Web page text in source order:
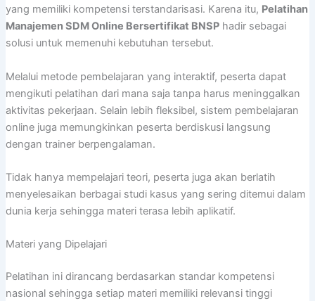
yang memiliki kompetensi terstandarisasi. Karena itu, Pelatihan
Manajemen SDM Online Bersertifikat BNSPhadir sebagai
solusi untuk memenuhi kebutuhan tersebut.
Melalui metode pembelajaran yang interaktif, peserta dapat
mengikuti pelatihan dari mana saja tanpa harus meninggalkan
aktivitas pekerjaan. Selain lebih fleksibel, sistem pembelajaran
online juga memungkinkan peserta berdiskusi langsung
dengan trainer berpengalaman.
Tidak hanya mempelajari teori, peserta juga akan berlatih
menyelesaikan berbagai studi kasus yang sering ditemui dalam
dunia kerja sehingga materi terasa lebih aplikatif.
Materi yang Dipelajari
Pelatihan ini dirancang berdasarkan standar kompetensi
nasional sehingga setiap materi memiliki relevansi tinggi